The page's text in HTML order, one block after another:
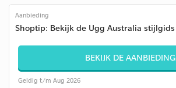
Aanbieding
Shoptip: Bekijk de Ugg Australia stijlgids
BEKIJK DE AANBIEDING
Geldig t/m Aug 2026